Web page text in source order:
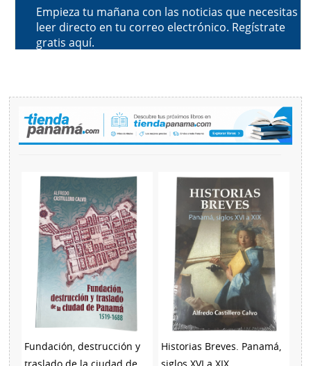
Fundación, destrucción y
Historias Breves. Panamá,